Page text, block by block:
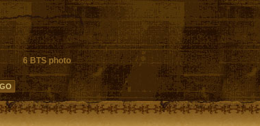
6 BTS photo